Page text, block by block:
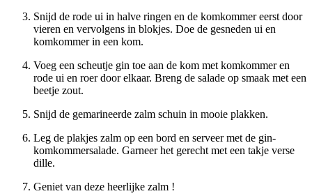
Snijd de rode ui in halve ringen en de komkommer eerst door
vieren en vervolgens in blokjes. Doe de gesneden ui en
komkommer in een kom.
Voeg een scheutje gin toe aan de kom met komkommer en
rode ui en roer door elkaar. Breng de salade op smaak met een
beetje zout.
Snijd de gemarineerde zalm schuin in mooie plakken.
Leg de plakjes zalm op een bord en serveer met de gin-
komkommersalade. Garneer het gerecht met een takje verse
dille.
Geniet van deze heerlijke zalm !